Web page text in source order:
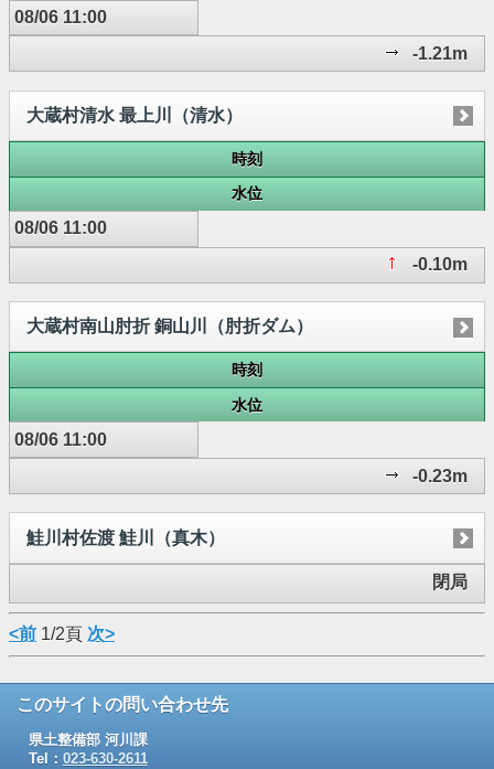
08/06 11:00
-1.21m
大蔵村清水 最上川（清水）
時刻
水位
08/06 11:00
-0.10m
大蔵村南山肘折 銅山川（肘折ダム）
時刻
水位
08/06 11:00
-0.23m
鮭川村佐渡 鮭川（真木）
閉局
<前 1/2頁 次>
このサイトの問い合わせ先
県土整備部 河川課
Tel： 023-630-2611